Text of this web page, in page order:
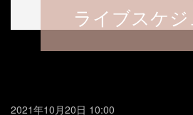
ライブスケ
2021年10月20日 10:00